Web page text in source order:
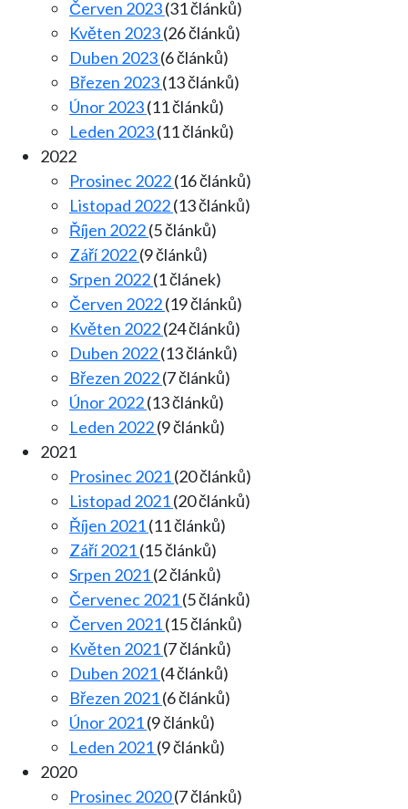
Červen 2023(31 článků)
Květen 2023(26 článků)
Duben 2023(6 článků)
Březen 2023(13 článků)
Únor 2023(11 článků)
Leden 2023(11 článků)
2022
Prosinec 2022(16 článků)
Listopad 2022(13 článků)
Říjen 2022(5 článků)
Září 2022(9 článků)
Srpen 2022(1 článek)
Červen 2022(19 článků)
Květen 2022(24 článků)
Duben 2022(13 článků)
Březen 2022(7 článků)
Únor 2022(13 článků)
Leden 2022(9 článků)
2021
Prosinec 2021(20 článků)
Listopad 2021(20 článků)
Říjen 2021(11 článků)
Září 2021(15 článků)
Srpen 2021(2 článků)
Červenec 2021(5 článků)
Červen 2021(15 článků)
Květen 2021(7 článků)
Duben 2021(4 článků)
Březen 2021(6 článků)
Únor 2021(9 článků)
Leden 2021(9 článků)
2020
Prosinec 2020(7 článků)